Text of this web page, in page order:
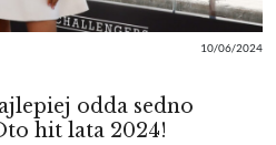
10/06/2024
odda sedno
hit lata 2024!